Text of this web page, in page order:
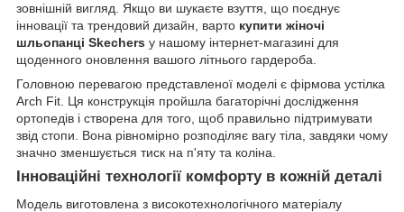
зовнішній вигляд. Якщо ви шукаєте взуття, що поєднує
інновації та трендовий дизайн, варто купити жіночі
шльопанці Skechers у нашому інтернет-магазині для
щоденного оновлення вашого літнього гардероба.
Головною перевагою представленої моделі є фірмова устілка
Arch Fit. Ця конструкція пройшла багаторічні дослідження
ортопедів і створена для того, щоб правильно підтримувати
звід стопи. Вона рівномірно розподіляє вагу тіла, завдяки чому
значно зменшується тиск на п'яту та коліна.
Інноваційні технології комфорту в кожній деталі
Модель виготовлена з високотехнологічного матеріалу